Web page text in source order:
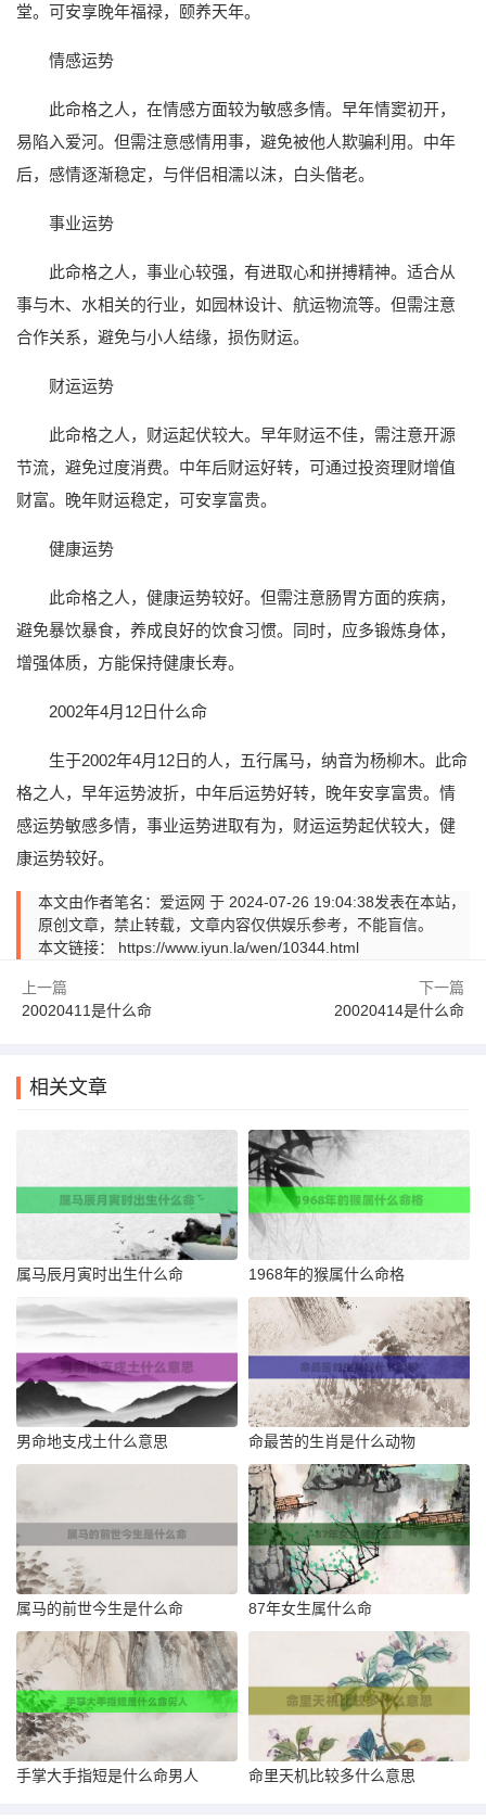
堂。可安享晚年福禄，颐养天年。
情感运势
此命格之人，在情感方面较为敏感多情。早年情窦初开，
易陷入爱河。但需注意感情用事，避免被他人欺骗利用。中年
后，感情逐渐稳定，与伴侣相濡以沫，白头偕老。
事业运势
此命格之人，事业心较强，有进取心和拼搏精神。适合从
事与木、水相关的行业，如园林设计、航运物流等。但需注意
合作关系，避免与小人结缘，损伤财运。
财运运势
此命格之人，财运起伏较大。早年财运不佳，需注意开源
节流，避免过度消费。中年后财运好转，可通过投资理财增值
财富。晚年财运稳定，可安享富贵。
健康运势
此命格之人，健康运势较好。但需注意肠胃方面的疾病，
避免暴饮暴食，养成良好的饮食习惯。同时，应多锻炼身体，
增强体质，方能保持健康长寿。
2002年4月12日什么命
生于2002年4月12日的人，五行属马，纳音为杨柳木。此命
格之人，早年运势波折，中年后运势好转，晚年安享富贵。情
感运势敏感多情，事业运势进取有为，财运运势起伏较大，健
康运势较好。
本文由作者笔名：爱运网 于 2024-07-26 19:04:38发表在本站，
原创文章，禁止转载，文章内容仅供娱乐参考，不能盲信。
本文链接： https://www.iyun.la/wen/10344.html
上一篇
20020411是什么命
下一篇
20020414是什么命
相关文章
属马辰月寅时出生什么命 1968年的猴属什么命格
男命地支戌土什么意思 命最苦的生肖是什么动物
属马的前世今生是什么命 87年女生属什么命
手掌大手指短是什么命男人 命里天机比较多什么意思